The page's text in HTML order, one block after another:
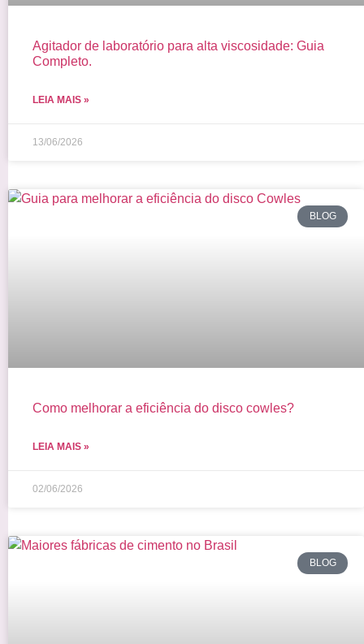
Agitador de laboratório para alta viscosidade: Guia
Completo.
LEIA MAIS »
13/06/2026
BLOG
Como melhorar a eficiência do disco cowles?
LEIA MAIS »
02/06/2026
BLOG